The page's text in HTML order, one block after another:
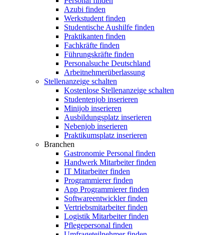
Azubi finden
Werkstudent finden
Studentische Aushilfe finden
Praktikanten finden
Fachkräfte finden
Führungskräfte finden
Personalsuche Deutschland
Arbeitnehmerüberlassung
Stellenanzeige schalten
Kostenlose Stellenanzeige schalten
Studentenjob inserieren
Minijob inserieren
Ausbildungsplatz inserieren
Nebenjob inserieren
Praktikumsplatz inserieren
Branchen
Gastronomie Personal finden
Handwerk Mitarbeiter finden
IT Mitarbeiter finden
Programmierer finden
App Programmierer finden
Softwareentwickler finden
Vertriebsmitarbeiter finden
Logistik Mitarbeiter finden
Pflegepersonal finden